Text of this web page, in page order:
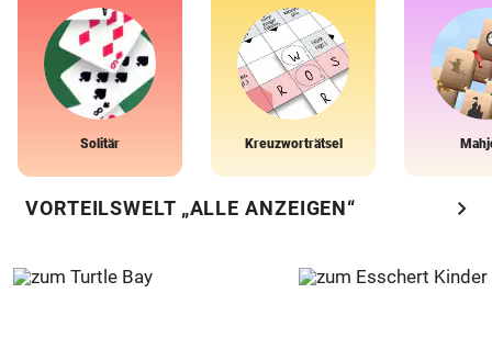
Solitär Kreuzworträtsel
VORTEILSWELT „ALLE ANZEIGEN“ chevron_right